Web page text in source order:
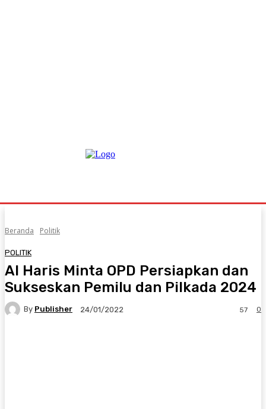
Beranda Politik
POLITIK
Al Haris Minta OPD Persiapkan dan
Sukseskan Pemilu dan Pilkada 2024
By Publisher 24/01/2022 0
57